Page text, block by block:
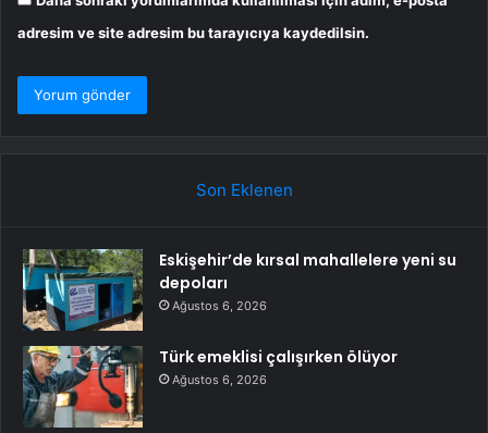
adresim ve site adresim bu tarayıcıya kaydedilsin.
Son Eklenen
Eskişehir’de kırsal mahallelere yeni su
depoları
Ağustos 6, 2026
Türk emeklisi çalışırken ölüyor
Ağustos 6, 2026